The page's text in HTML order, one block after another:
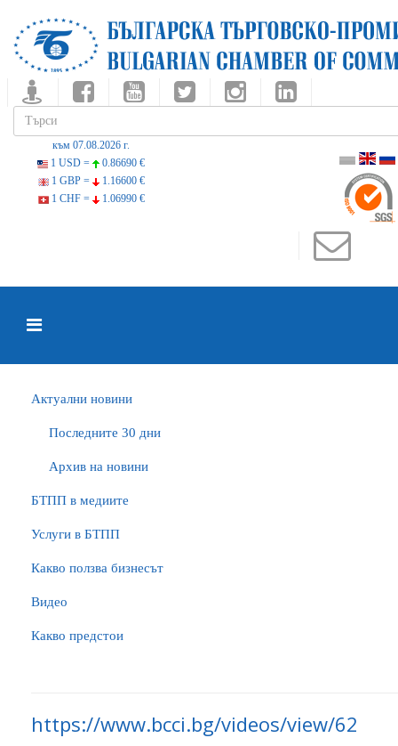
към 07.08.2026 г.
1 USD =
0.86690 €
1 GBP =
1.16600 €
1 CHF =
1.06990 €
Актуални новини
Последните 30 дни
Архив на новини
БTПП в медиите
Услуги в БТПП
Какво ползва бизнесът
Видео
Какво предстои
https://www.bcci.bg/videos/view/62